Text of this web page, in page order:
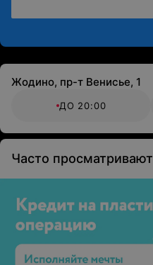
Жодино, пр-т Венисье, 1
ДО 20:00
Часто просматривают